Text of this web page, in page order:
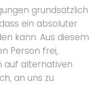
grundsätzlich
ein absoluter
kann. Aus diesem
Person frei,
auf alternativen
an uns zu